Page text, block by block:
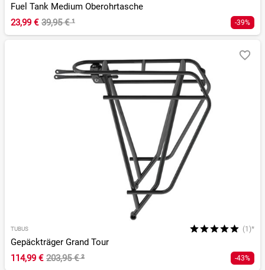
Fuel Tank Medium Oberohrtasche
23,99 € 39,95 €¹ -39%
TUBUS (1)*
Gepäckträger Grand Tour
114,99 € 203,95 €² -43%